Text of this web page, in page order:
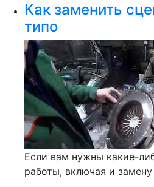
Как заменить
типо
Если вам нужны какие-
работы, включая и замену